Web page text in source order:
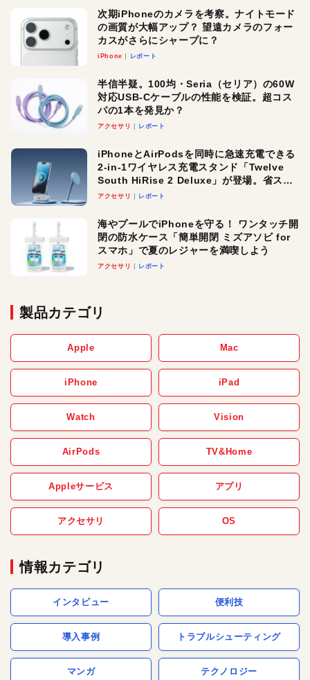
次期iPhoneのカメラを考察。ナイトモード
の画質が大幅アップ？ 望遠カメラのフォー
カスがさらにシャープに？
iPhone レポート
半信半疑。100均・Seria（セリア）の60W
対応USB-Cケーブルの性能を検証。超コス
パの1本を発見か？
アクセサリ レポート
iPhoneとAirPodsを同時に急速充電できる
2-in-1ワイヤレス充電スタンド「Twelve
South HiRise 2 Deluxe」が登場。省スペ
ースでおしゃれに充電したい人にオスス
アクセサリ レポート
海やプールでiPhoneを守る！ ワンタッチ開
閉の防水ケース「簡単開閉 ミズアソビ for
スマホ」で夏のレジャーを満喫しよう
アクセサリ レポート
製品カテゴリ
Apple Mac
iPhone iPad
Watch Vision
AirPods TV&Home
Appleサービス アプリ
アクセサリ OS
情報カテゴリ
インタビュー 便利技
導入事例 トラブルシューティング
マンガ テクノロジー